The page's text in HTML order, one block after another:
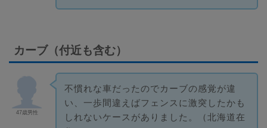
カーブ（付近も含む）
47歳男性
不慣れな車だったのでカーブの感覚が違
い、一歩間違えばフェンスに激突したかも
しれないケースがありました。（北海道在